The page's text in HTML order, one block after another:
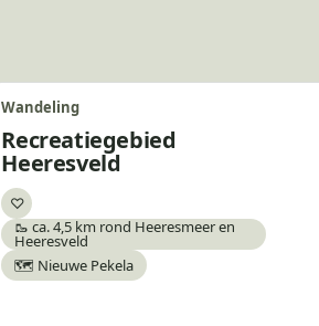
Wandeling
Recreatiegebied
Heeresveld
♡
Bewaar
🥾 ca. 4,5 km rond Heeresmeer en
Heeresveld
🗺️ Nieuwe Pekela